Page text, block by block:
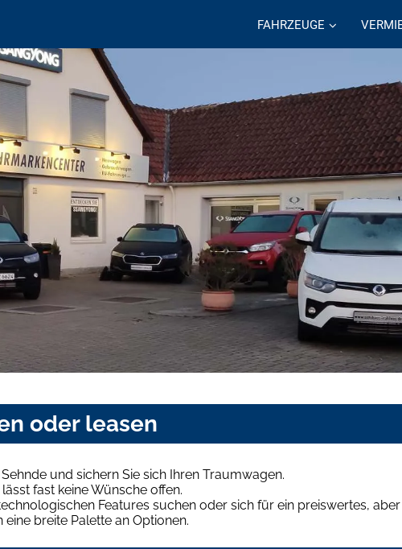
FAHRZEUGE
oder leasen
und sichern Sie sich Ihren Traumwagen.
fast keine Wünsche offen.
Features suchen oder sich für ein preiswertes,
breite Palette an Optionen.